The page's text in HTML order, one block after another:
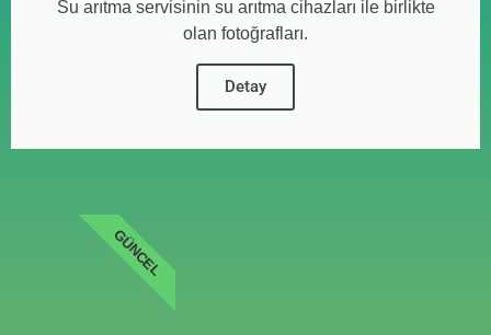
Su arıtma servisinin su arıtma cihazları ile birlikte
olan fotoğrafları.
Detay
GÜNCEL